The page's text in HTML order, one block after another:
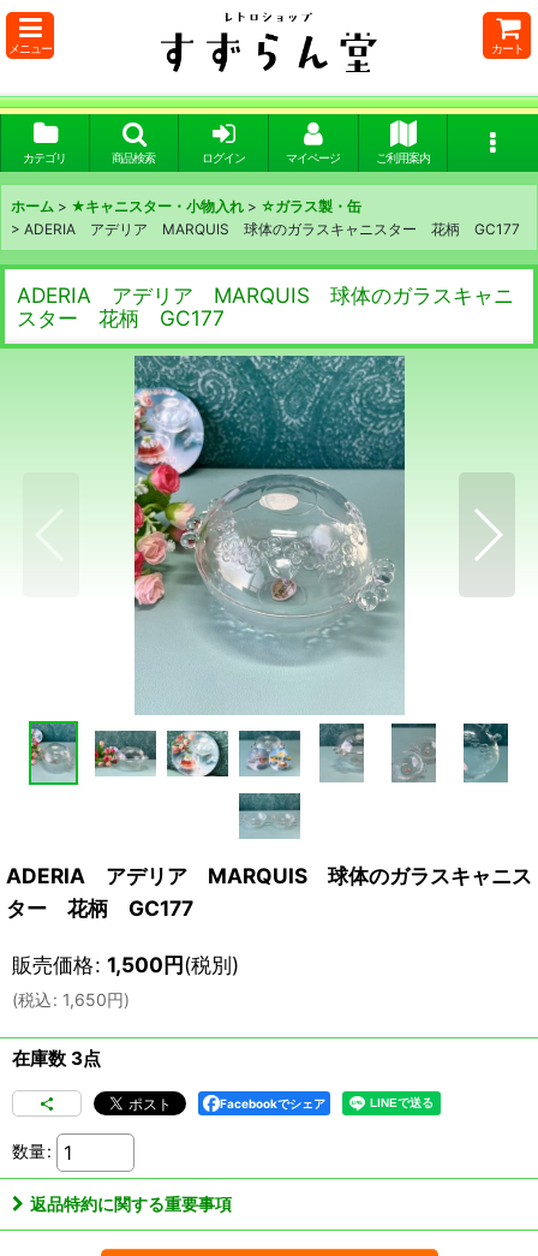
メニュー カート
カテゴリ 商品検索 ログイン マイページ ご利用案内
ホーム > ★キャニスター・小物入れ > ☆ガラス製・缶
> ADERIA アデリア MARQUIS 球体のガラスキャニスター 花柄 GC177
ADERIA アデリア MARQUIS 球体のガラスキャニ
スター 花柄 GC177
ADERIA アデリア MARQUIS 球体のガラスキャニス
ター 花柄 GC177
販売価格: 1,500円(税別)
(税込: 1,650円)
在庫数 3点
Facebookでシェア
数量:
返品特約に関する重要事項